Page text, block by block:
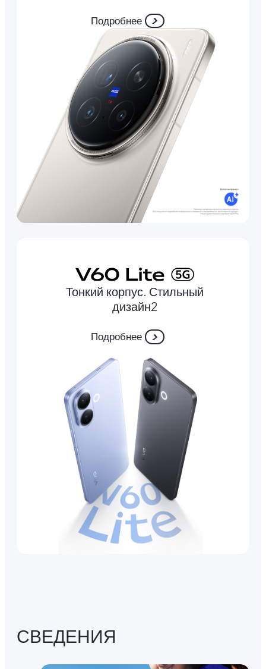
Подробнее
Тонкий корпус. Стильный
дизайн2
Подробнее
СВЕДЕНИЯ